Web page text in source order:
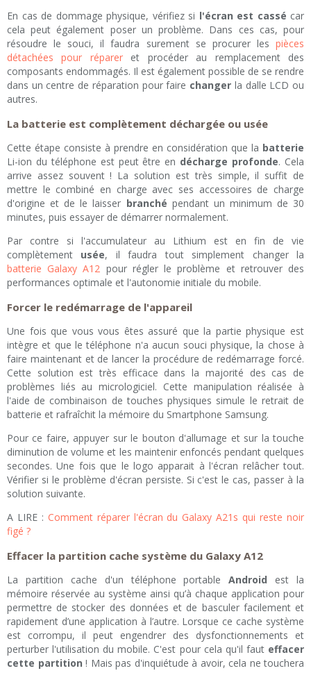
En cas de dommage physique, vérifiez si l'écran est cassé car
cela peut également poser un problème. Dans ces cas, pour
résoudre le souci, il faudra surement se procurer les pièces
détachées pour répareret procéder au remplacement des
composants endommagés. Il est également possible de se rendre
dans un centre de réparation pour faire changer la dalle LCD ou
autres.
La batterie est complètement déchargée ou usée
Cette étape consiste à prendre en considération que la batterie
Li-ion du téléphone est peut être en décharge profonde. Cela
arrive assez souvent ! La solution est très simple, il suffit de
mettre le combiné en charge avec ses accessoires de charge
d'origine et de le laisser branché pendant un minimum de 30
minutes, puis essayer de démarrer normalement.
Par contre si l'accumulateur au Lithium est en fin de vie
complètement usée, il faudra tout simplement changer la
batterie Galaxy A12 pour régler le problème et retrouver des
performances optimale et l'autonomie initiale du mobile.
Forcer le redémarrage de l'appareil
Une fois que vous vous êtes assuré que la partie physique est
intègre et que le téléphone n'a aucun souci physique, la chose à
faire maintenant et de lancer la procédure de redémarrage forcé.
Cette solution est très efficace dans la majorité des cas de
problèmes liés au micrologiciel. Cette manipulation réalisée à
l'aide de combinaison de touches physiques simule le retrait de
batterie et rafraîchit la mémoire du Smartphone Samsung.
Pour ce faire, appuyer sur le bouton d'allumage et sur la touche
diminution de volume et les maintenir enfoncés pendant quelques
secondes. Une fois que le logo apparait à l'écran relâcher tout.
Vérifier si le problème d'écran persiste. Si c'est le cas, passer à la
solution suivante.
A LIRE : Comment réparer l'écran du Galaxy A21s qui reste noir
figé ?
Effacer la partition cache système du Galaxy A12
La partition cache d'un téléphone portableAndroid est la
mémoire réservée au système ainsi qu’à chaque application pour
permettre de stocker des données et de basculer facilement et
rapidement d’une application à l’autre. Lorsque ce cache système
est corrompu, il peut engendrer des dysfonctionnements et
perturber l'utilisation du mobile. C'est pour cela qu'il faut effacer
cette partition ! Mais pas d'inquiétude à avoir, cela ne touchera